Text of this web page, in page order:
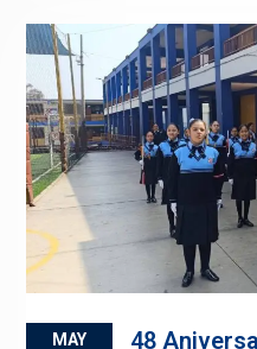
MAY
48